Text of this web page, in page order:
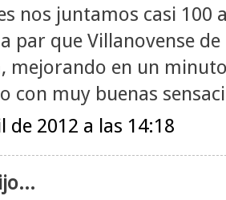
nos juntamos casi 100
par que Villanovense
mejorando en un
con muy buenas
de 2012 a las 14:18